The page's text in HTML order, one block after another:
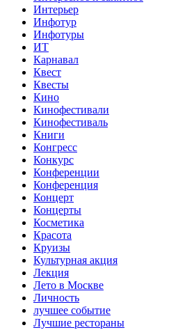
Интерьер
Инфотур
Инфотуры
ИТ
Карнавал
Квест
Квесты
Кино
Кинофестивали
Кинофестиваль
Книги
Конгресс
Конкурс
Конференции
Конференция
Концерт
Концерты
Косметика
Красота
Круизы
Культурная акция
Лекция
Лето в Москве
Личность
лучшее событие
Лучшие рестораны